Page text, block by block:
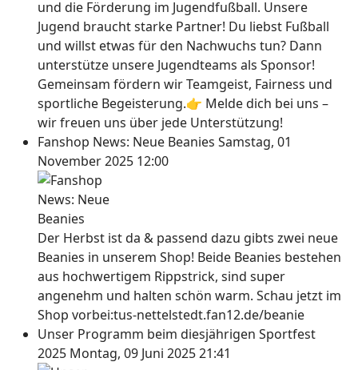
und die Förderung im Jugendfußball. Unsere
Jugend braucht starke Partner! Du liebst Fußball
und willst etwas für den Nachwuchs tun? Dann
unterstütze unsere Jugendteams als Sponsor!
Gemeinsam fördern wir Teamgeist, Fairness und
sportliche Begeisterung.👉 Melde dich bei uns –
wir freuen uns über jede Unterstützung!
Fanshop News: Neue Beanies Samstag, 01
November 2025 12:00
Der Herbst ist da & passend dazu gibts zwei neue
Beanies in unserem Shop! Beide Beanies bestehen
aus hochwertigem Rippstrick, sind super
angenehm und halten schön warm. Schau jetzt im
Shop vorbei:tus-nettelstedt.fan12.de/beanie
Unser Programm beim diesjährigen Sportfest
2025 Montag, 09 Juni 2025 21:41